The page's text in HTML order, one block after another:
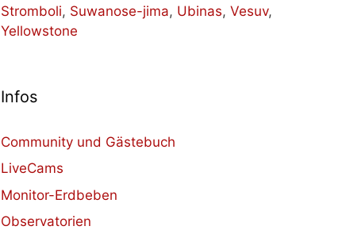
Stromboli, Suwanose-jima, Ubinas, Vesuv,
Yellowstone
Infos
Community und Gästebuch
LiveCams
Monitor-Erdbeben
Observatorien